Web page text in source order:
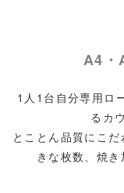
A4・
1人1台自分専用ロ
るカ
とことん品質にこ
きな枚数、焼き